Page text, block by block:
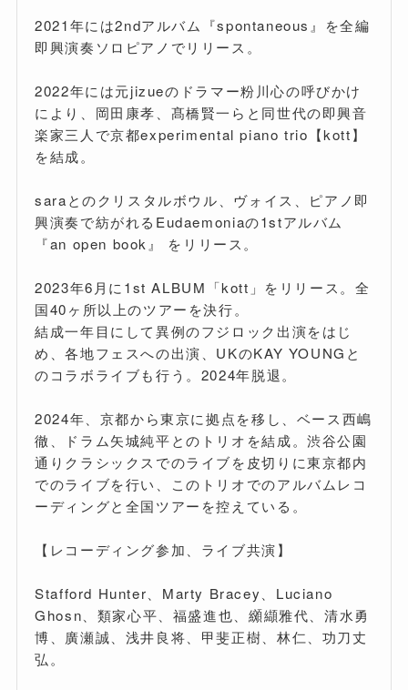
2021年には2ndアルバム『spontaneous』を全編
即興演奏ソロピアノでリリース。
2022年には元jizueのドラマー粉川心の呼びかけ
により、岡田康孝、髙橋賢一らと同世代の即興音
楽家三人で京都experimental piano trio【kott】
を結成。
saraとのクリスタルボウル、ヴォイス、ピアノ即
興演奏で紡がれるEudaemoniaの1stアルバム
『an open book』 をリリース。
2023年6月に1st ALBUM「kott」をリリース。全
国40ヶ所以上のツアーを決行。
結成一年目にして異例のフジロック出演をはじ
め、各地フェスへの出演、UKのKAY YOUNGと
のコラボライブも行う。2024年脱退。
2024年、京都から東京に拠点を移し、ベース西嶋
徹、ドラム矢城純平とのトリオを結成。渋谷公園
通りクラシックスでのライブを皮切りに東京都内
でのライブを行い、このトリオでのアルバムレコ
ーディングと全国ツアーを控えている。
【レコーディング参加、ライブ共演】
Stafford Hunter、Marty Bracey、Luciano
Ghosn、類家心平、福盛進也、纐纈雅代、清水勇
博、廣瀬誠、浅井良将、甲斐正樹、林仁、功刀丈
弘。